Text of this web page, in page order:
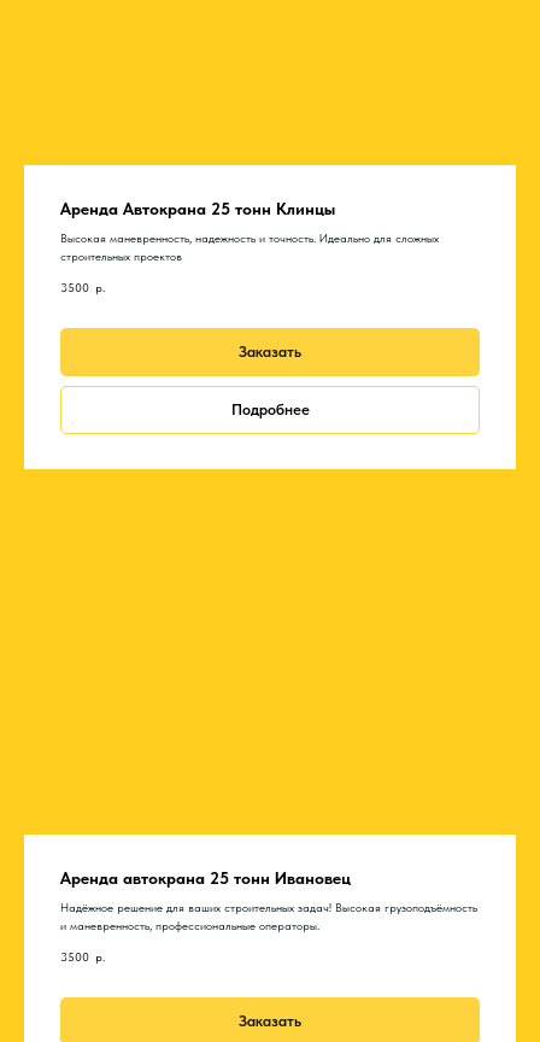
Аренда Автокрана 25 тонн Клинцы
Высокая маневренность, надежность и точность. Идеально для сложных
строительных проектов
3500 р.
Заказать
Подробнее
Аренда автокрана 25 тонн Ивановец
Надёжное решение для ваших строительных задач! Высокая грузоподъёмность
и маневренность, профессиональные операторы.
3500 р.
Заказать